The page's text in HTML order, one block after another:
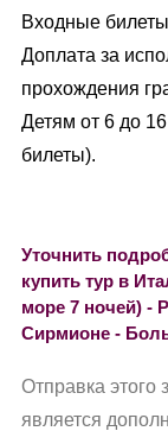
Входные
Доплата за
прохождения
Детям от 6 до
билеты).
Уточнить
купить тур в
море 7 ночей) -
Сирмионе -
Отправка этого
является